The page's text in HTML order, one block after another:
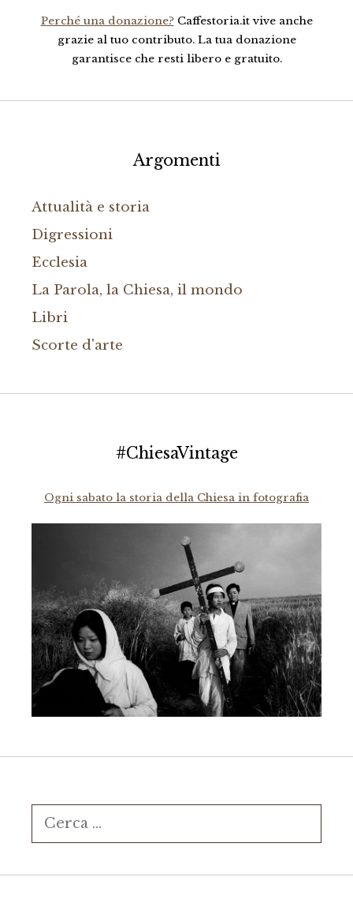
Perché una donazione?Caffestoria.it vive anche
grazie al tuo contributo. La tua donazione
garantisce che resti libero e gratuito.
Argomenti
Attualità e storia
Digressioni
Ecclesia
La Parola, la Chiesa, il mondo
Libri
Scorte d'arte
#ChiesaVintage
Ogni sabato la storia della Chiesa in fotografia
Ricerca
per: